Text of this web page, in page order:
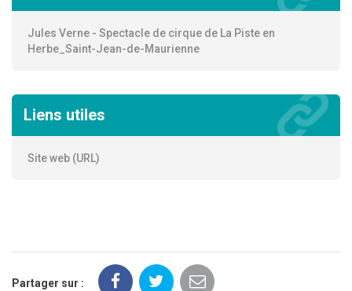
Jules Verne - Spectacle de cirque de La Piste en
Herbe_Saint-Jean-de-Maurienne
Liens utiles
Site web (URL)
Partager sur :